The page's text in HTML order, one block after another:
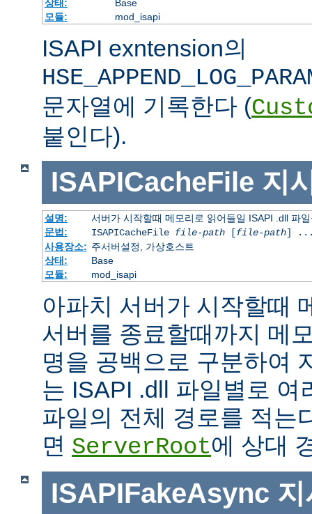
상태:
Base
모듈:
mod_isapi
ISAPI exntension의
문자열에 기록한다 (
붙인다).
ISAPICacheFile 지
설명:
서버가 시작할때 메모리로 읽어들일 ISAPI .dll 파
문법:
ISAPICacheFile file-path[file-path]
사용장소: 주서버설정, 가상호스트
상태:
Base
모듈:
mod_isapi
아파치 서버가 시작할때
서버를 종료할때까지 메
명을 공백으로 구분하여
는 ISAPI .dll 파일별로 여
파일의 전체 경로를 적는
면 ServerRoot에 상대
ISAPIFakeAsync 지